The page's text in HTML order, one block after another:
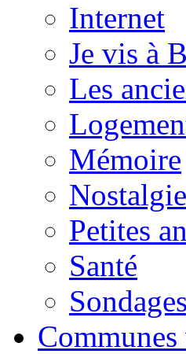
Internet
Je vis à
Les
Mémoire
Nostalgie
Petites
Santé
Sondages